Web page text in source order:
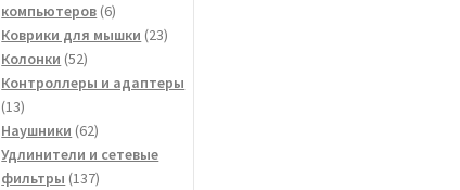
компьютеров 66
товаров
Коврики для мышки 2323
Колонки 5252
товара
Контроллеры и адаптеры
1313
товаров
Наушники 6262
товара
Удлинители и сетевые
фильтры 137137